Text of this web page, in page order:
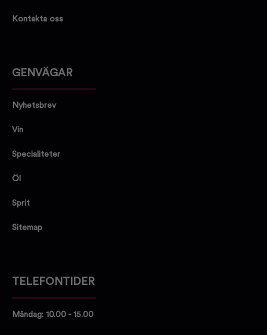
Kontakta oss
GENVÄGAR
Nyhetsbrev
Vin
Specialiteter
Öl
Sprit
Sitemap
TELEFONTIDER
Måndag: 10.00 - 15.00